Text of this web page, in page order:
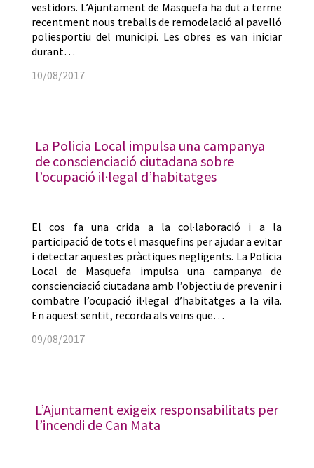
vestidors. L’Ajuntament de Masquefa ha dut a terme
recentment nous treballs de remodelació al pavelló
poliesportiu del municipi. Les obres es van iniciar
durant…
10/08/2017
La Policia Local impulsa una campanya
de conscienciació ciutadana sobre
l’ocupació il·legal d’habitatges
El cos fa una crida a la col·laboració i a la
participació de tots el masquefins per ajudar a evitar
i detectar aquestes pràctiques negligents. La Policia
Local de Masquefa impulsa una campanya de
conscienciació ciutadana amb l’objectiu de prevenir i
combatre l’ocupació il·legal d’habitatges a la vila.
En aquest sentit, recorda als veïns que…
09/08/2017
L’Ajuntament exigeix responsabilitats per
l’incendi de Can Mata